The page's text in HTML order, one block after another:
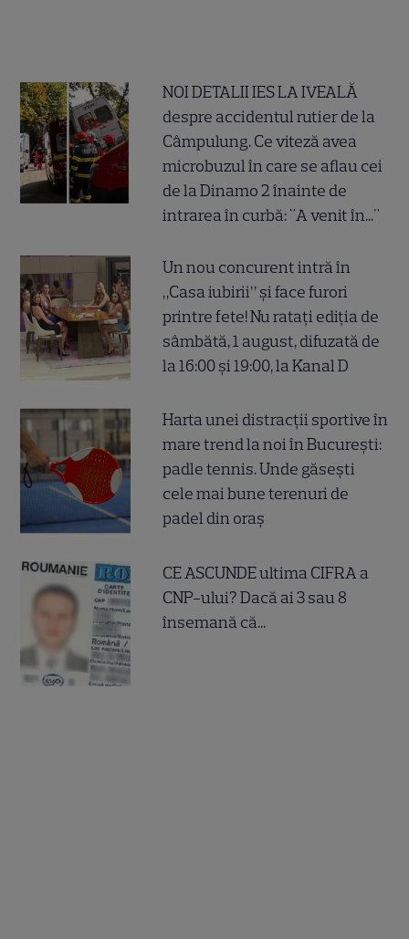
NOI DETALII IES LA IVEALĂ
despre accidentul rutier de la
Câmpulung. Ce viteză avea
microbuzul în care se aflau cei
de la Dinamo 2 înainte de
intrarea în curbă: "A venit în..."
Un nou concurent intră în
„Casa iubirii” și face furori
printre fete! Nu ratați ediția de
sâmbătă, 1 august, difuzată de
la 16:00 și 19:00, la Kanal D
Harta unei distracții sportive în
mare trend la noi în București:
padle tennis. Unde găsești
cele mai bune terenuri de
padel din oraș
CE ASCUNDE ultima CIFRA a
CNP-ului? Dacă ai 3 sau 8
însemană că...